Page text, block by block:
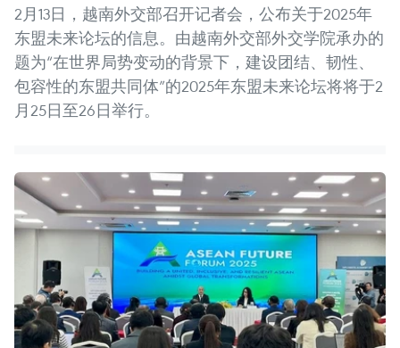
2月13日，越南外交部召开记者会，公布关于2025年
东盟未来论坛的信息。由越南外交部外交学院承办的
题为“在世界局势变动的背景下，建设团结、韧性、
包容性的东盟共同体”的2025年东盟未来论坛将将于2
月25日至26日举行。